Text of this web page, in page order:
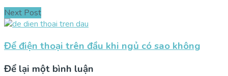
Next Post
Để điện thoại trên đầu khi ngủ có sao không
Để lại một bình luận